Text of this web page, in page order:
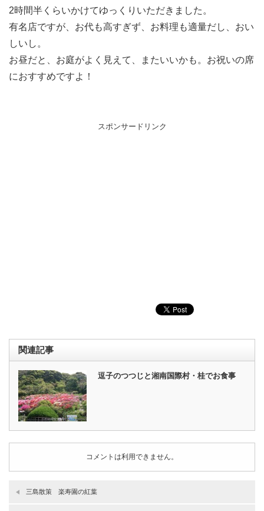
2時間半くらいかけてゆっくりいただきました。
有名店ですが、お代も高すぎず、お料理も適量だし、おい
しいし。
お昼だと、お庭がよく見えて、またいいかも。お祝いの席
におすすめですよ！
スポンサードリンク
関連記事
逗子のつつじと湘南国際村・桂でお食事
コメントは利用できません。
三島散策 楽寿園の紅葉